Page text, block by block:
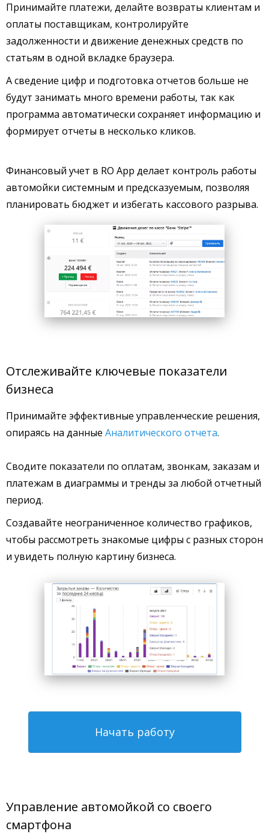
Принимайте платежи, делайте возвраты клиентам и
оплаты поставщикам, контролируйте
задолженности и движение денежных средств по
статьям в одной вкладке браузера.
А сведение цифр и подготовка отчетов больше не
будут занимать много времени работы, так как
программа автоматически сохраняет информацию и
формирует отчеты в несколько кликов.
Финансовый учет в RO App делает контроль работы
автомойки системным и предсказуемым, позволяя
планировать бюджет и избегать кассового разрыва.
Отслеживайте ключевые показатели
бизнеса
Принимайте эффективные управленческие решения,
опираясь на данные Аналитического отчета.
Сводите показатели по оплатам, звонкам, заказам и
платежам в диаграммы и тренды за любой отчетный
период.
Создавайте неограниченное количество графиков,
чтобы рассмотреть знакомые цифры с разных сторон
и увидеть полную картину бизнеса.
Начать работу
Управление автомойкой со своего
смартфона